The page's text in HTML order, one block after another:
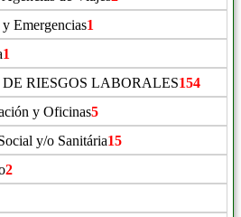
Emergencias1
1
RIESGOS LABORALES154
y Oficinas5
y/o Sanitária15
2